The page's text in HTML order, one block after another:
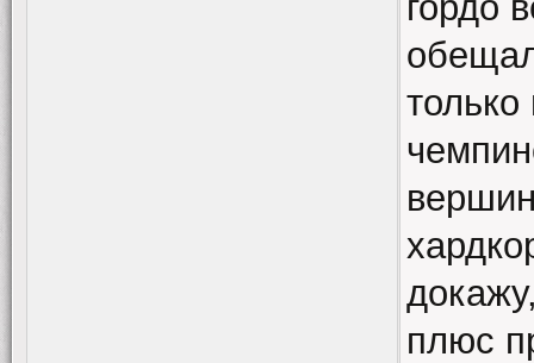
плюс